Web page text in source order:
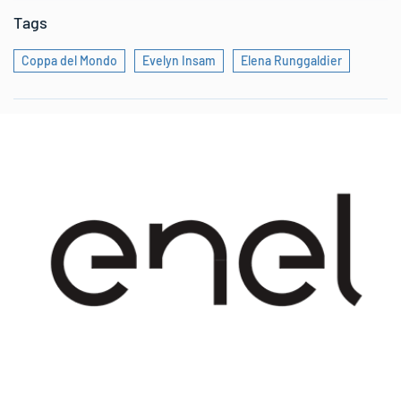
Tags
Coppa del Mondo Evelyn Insam Elena Runggaldier